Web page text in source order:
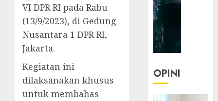
VI DPR RI pada Rabu
(13/9/2023), di Gedung
Nusantara 1 DPR RI,
Jakarta.
Kegiatan ini
dilaksanakan khusus
untuk membahas
OPINI